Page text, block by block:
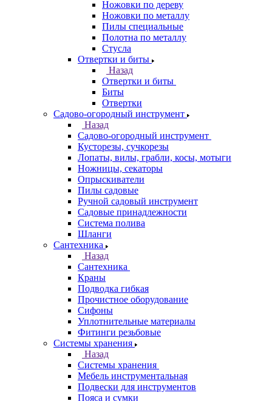
Ножовки по дереву
Ножовки по металлу
Пилы специальные
Полотна по металлу
Стусла
Отвертки и биты
Назад
Отвертки и биты
Биты
Отвертки
Садово-огородный инструмент
Назад
Садово-огородный инструмент
Кусторезы, сучкорезы
Лопаты, вилы, грабли, косы, мотыги
Ножницы, секаторы
Опрыскиватели
Пилы садовые
Ручной садовый инструмент
Садовые принадлежности
Система полива
Шланги
Сантехника
Назад
Сантехника
Краны
Подводка гибкая
Прочистное оборудование
Сифоны
Уплотнительные материалы
Фитинги резьбовые
Системы хранения
Назад
Системы хранения
Мебель инструментальная
Подвески для инструментов
Пояса и сумки